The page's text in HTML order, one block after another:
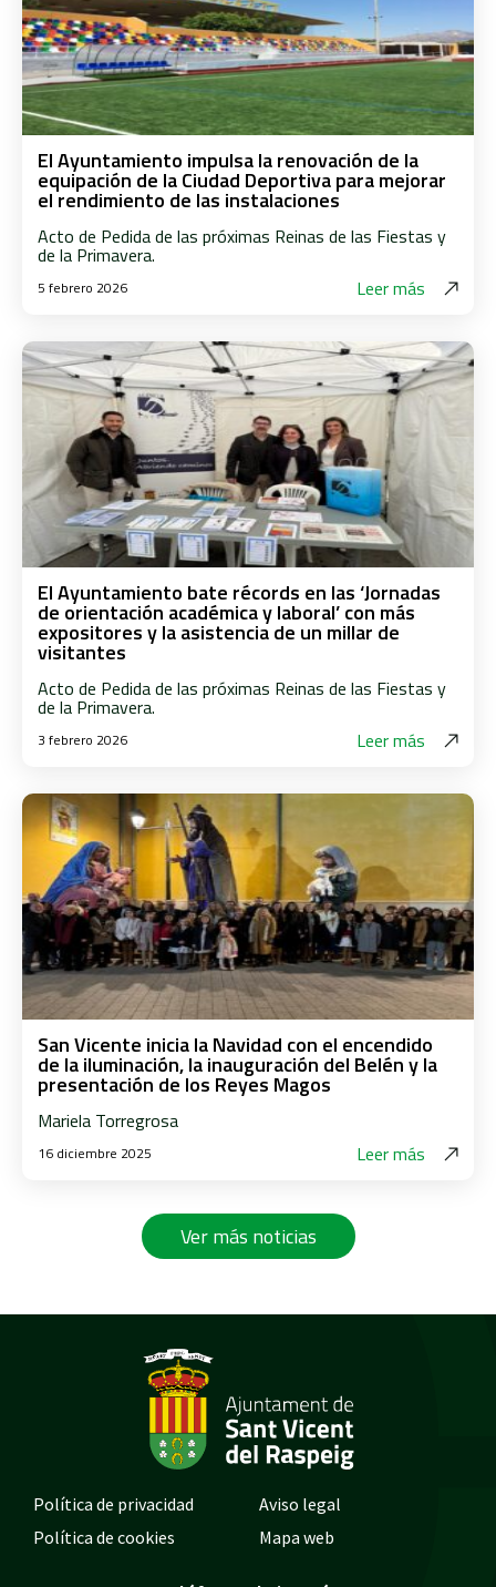
El Ayuntamiento impulsa la renovación de la
equipación de la Ciudad Deportiva para mejorar
el rendimiento de las instalaciones
5 febrero 2026
Acto de Pedida de las próximas Reinas de las Fiestas y
de la Primavera.
Leer más
El Ayuntamiento bate récords en las ‘Jornadas
de orientación académica y laboral’ con más
expositores y la asistencia de un millar de
visitantes
3 febrero 2026
Acto de Pedida de las próximas Reinas de las Fiestas y
de la Primavera.
Leer más
San Vicente inicia la Navidad con el encendido
de la iluminación, la inauguración del Belén y la
presentación de los Reyes Magos
16 diciembre 2025
Mariela Torregrosa
Leer más
Ver más noticias
Política de privacidad
Aviso legal
Política de cookies
Mapa web